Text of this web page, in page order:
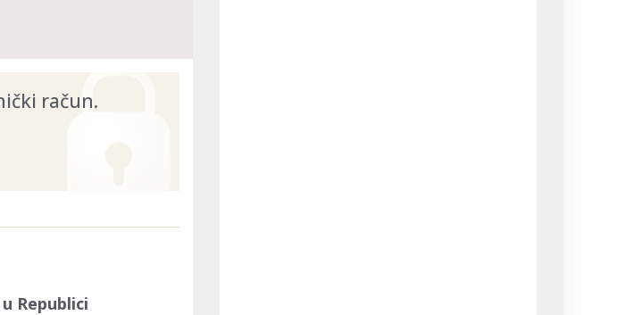
račun.
Republici